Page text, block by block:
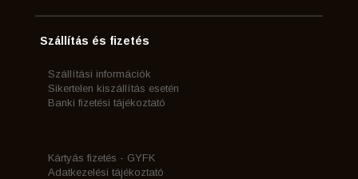
Szállítás és fizetés
Szállítási információk
Sikertelen kiszállítás esetén
Banki fizetési tájékoztató
Kártyás fizetés - GYFK
Adatkezelési tájékoztató